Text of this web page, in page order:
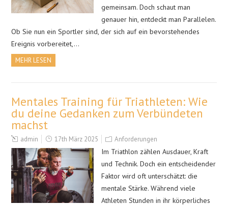
gemeinsam. Doch schaut man
genauer hin, entdeckt man Parallelen.
Ob Sie nun ein Sportler sind, der sich auf ein bevorstehendes
Ereignis vorbereitet,…
MEHR LESEN
Mentales Training für Triathleten: Wie
du deine Gedanken zum Verbündeten
machst
admin 17th März 2025 Anforderungen
Im Triathlon zählen Ausdauer, Kraft
und Technik. Doch ein entscheidender
Faktor wird oft unterschätzt: die
mentale Stärke. Während viele
Athleten Stunden in ihr körperliches